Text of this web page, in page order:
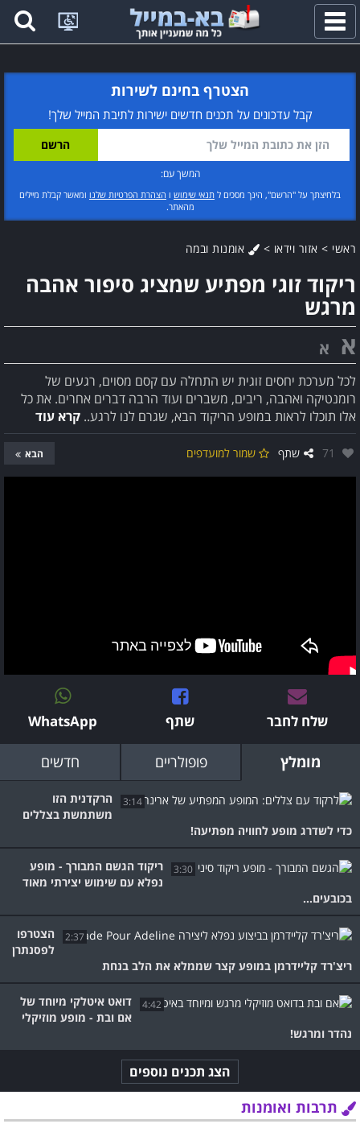
פתח
תפריט
הצטרף בחינם לשירות
קבל עדכונים על תכנים חדשים ישירות לתיבת המייל שלך!
המשך עם:
בלחיצתך על "הרשם", הינך מסכים ל תנאי שימוש ו הצהרת הפרטיות שלנו ומאשר קבלת מיילים
מהאתר.
ראשי > אזור וידאו > אומנות ובמה
ריקוד זוגי מפתיע שמציג סיפור אהבה
מרגש
א א
לכל מערכת יחסים זוגית יש התחלה עם קסם מסוים, רגעים של
רומנטיקה ואהבה, ריבים, משברים ועוד הרבה דברים אחרים. את כל
אלו תוכלו לראות במופע הריקוד הבא, שגרם לנו לרגע.. קרא עוד
אהבו:
71 שתף שמור למועדפים הבא
שלח לחבר שתף WhatsApp
מומלץ פופולריים חדשים
3:14
הרקדנית הזו
משתמשת בצללים
כדי לשדרג מופע לחוויה מפתיעה!
3:30
ריקוד הגשם המבורך - מופע
נפלא עם שימוש יצירתי מאוד
בכובעים...
2:37
הצטרפו
לפסנתרן
ריצ'רד קליידרמן במופע קצר שממלא את הלב בנחת
4:42
דואט איטלקי מיוחד של
אם ובת - מופע מוזיקלי
נהדר ומרגש!
הצג תכנים נוספים
תרבות ואומנות